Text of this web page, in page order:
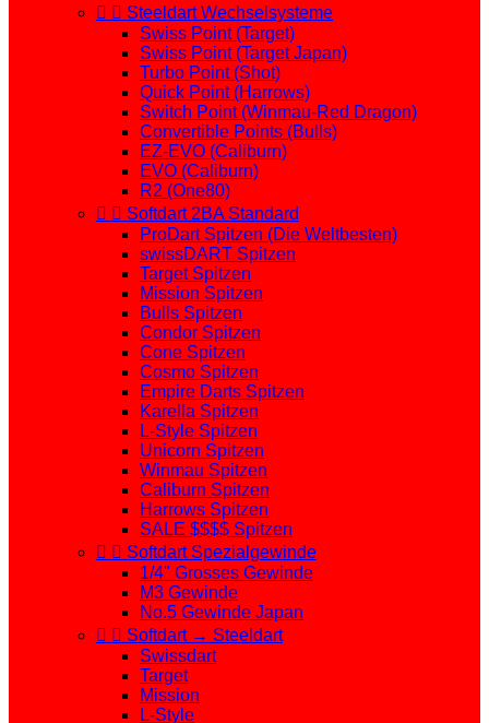
  Steeldart Wechselsysteme
Swiss Point (Target)
Swiss Point (Target Japan)
Turbo Point (Shot)
Quick Point (Harrows)
Switch Point (Winmau-Red Dragon)
Convertible Points (Bulls)
EZ-EVO (Caliburn)
EVO (Caliburn)
R2 (One80)
  Softdart 2BA Standard
ProDart Spitzen (Die Weltbesten)
swissDART Spitzen
Target Spitzen
Mission Spitzen
Bulls Spitzen
Condor Spitzen
Cone Spitzen
Cosmo Spitzen
Empire Darts Spitzen
Karella Spitzen
L-Style Spitzen
Unicorn Spitzen
Winmau Spitzen
Caliburn Spitzen
Harrows Spitzen
SALE $$$$ Spitzen
  Softdart Spezialgewinde
1/4" Grosses Gewinde
M3 Gewinde
No.5 Gewinde Japan
  Softdart → Steeldart
Swissdart
Target
Mission
L-Style